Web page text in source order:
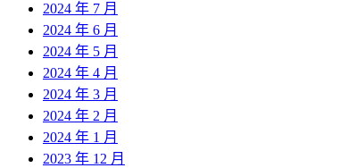
2024 年 7 月
2024 年 6 月
2024 年 5 月
2024 年 4 月
2024 年 3 月
2024 年 2 月
2024 年 1 月
2023 年 12 月